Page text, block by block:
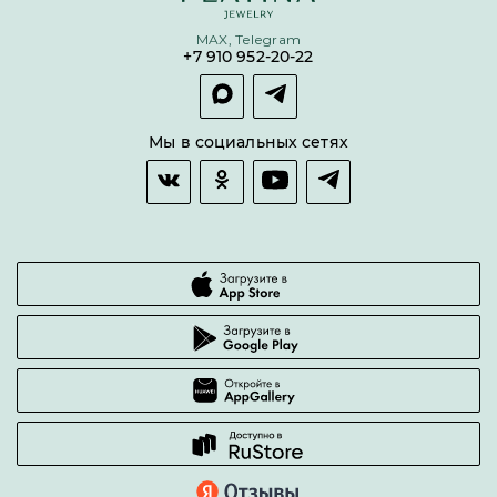
Условия кредитования и рассрочки
Гарантии качества
Часто задаваемые вопросы
MAX, Telegram
+7 910 952-20-22
Мы в социальных сетях